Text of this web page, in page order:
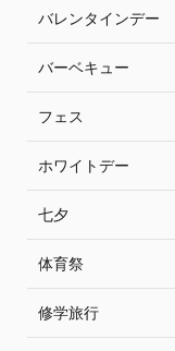
バレンタインデー
バーベキュー
フェス
ホワイトデー
七夕
体育祭
修学旅行